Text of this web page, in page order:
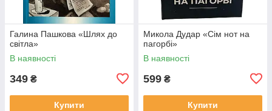
Галина Пашкова «Шлях до
світла»
В наявності
349 ₴
Купити
Микола Дудар «Сім нот на
пагорбі»
В наявності
599 ₴
Купити